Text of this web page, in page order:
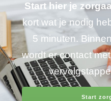
Start hier je
kort wat je nodig
5 minuten.
wordt er contact
Start